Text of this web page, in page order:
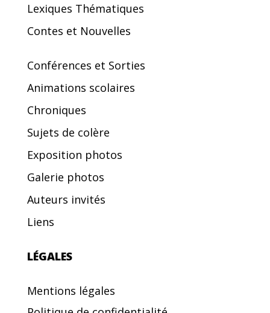
Lexiques Thématiques
Contes et Nouvelles
Conférences et Sorties
Animations scolaires
Chroniques
Sujets de colère
Exposition photos
Galerie photos
Auteurs invités
Liens
LÉGALES
Mentions légales